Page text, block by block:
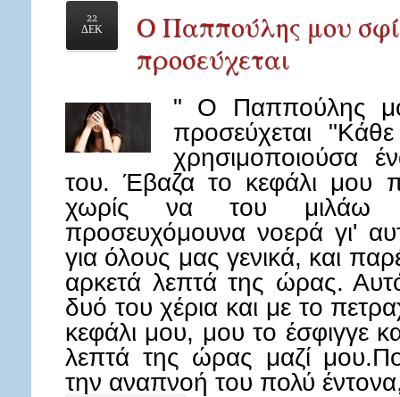
22
ΔΕΚ
Ο Παππούλης μου
προσεύχεται
" Ο Παππούλης
προσεύχεται
χρησιμοποιούσα
του. Έβαζα το κεφάλι μου
χωρίς να του μιλάω
προσευχόμουνα νοερά γι'
για όλους μας γενικά, και
αρκετά λεπτά της ώρας.
δυό του χέρια και με το
κεφάλι μου, μου το έσφιγγε
λεπτά της ώρας μαζί
την αναπνοή του πολύ